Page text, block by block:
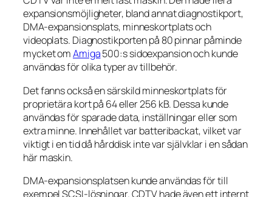
expansionsmöjligheter, bland annat diagnostikport,
DMA-expansionsplats, minneskortplats och
videoplats. Diagnostikporten på 80 pinnar påminde
mycket omAmiga500:s sidoexpansion och kunde
användas för olika typer av tillbehör.
Det fanns också en särskild minneskortplats för
proprietära kort på 64 eller 256 kB. Dessa kunde
användas för sparade data, inställningar eller som
extra minne. Innehållet var batteribackat, vilket var
viktigt i en tid då hårddisk inte var självklar i en sådan
här maskin.
DMA-expansionsplatsen kunde användas för till
exempel SCSI-lösningar. CDTV hade även ett internt